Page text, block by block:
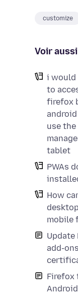
customize
Voir aussi
i would
to
firefox
use
tablet
PWAs
How
mobile
add-
Firefox
Android